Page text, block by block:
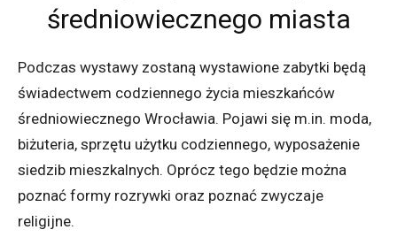
średniowiecznego miasta
Podczas wystawy zostaną wystawione zabytki będą
świadectwem codziennego życia mieszkańców
średniowiecznego Wrocławia. Pojawi się m.in. moda,
biżuteria, sprzętu użytku codziennego, wyposażenie
siedzib mieszkalnych. Oprócz tego będzie można
poznać formy rozrywki oraz poznać zwyczaje
religijne.